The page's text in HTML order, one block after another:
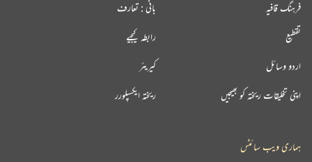
فرہنگ قافیہ
تقطیع
اردو وسائل
اپنی تخلیقات ریختہ کو بھیجیں
بانی : تعارف
رابطہ کیجیے
کیریئر
ریختہ ایکسپلورر
ہماری ویب سائٹس